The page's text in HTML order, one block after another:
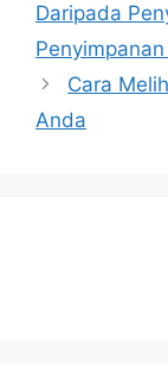
Daripada
Cara
Anda